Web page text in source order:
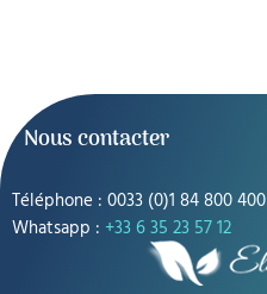
Nous contacter
Téléphone : 0033 (0)1 84 800 400
Whatsapp : +33 6 35 23 57 12